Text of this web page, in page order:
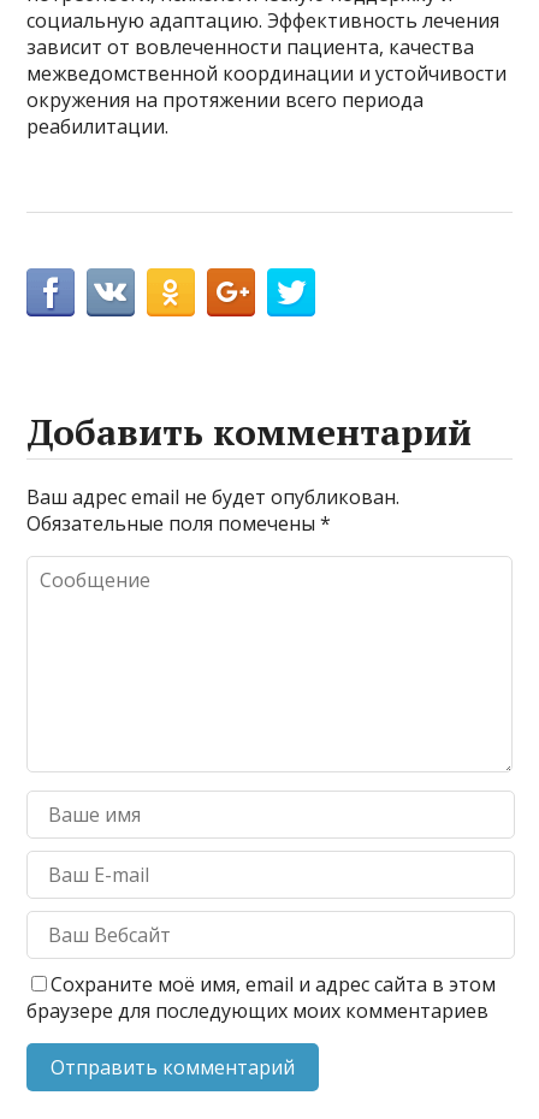
социальную адаптацию. Эффективность лечения
зависит от вовлеченности пациента, качества
межведомственной координации и устойчивости
окружения на протяжении всего периода
реабилитации.
Добавить комментарий
Ваш адрес email не будет опубликован.
Обязательные поля помечены*
Сохраните моё имя, email и адрес сайта в этом
браузере для последующих моих комментариев